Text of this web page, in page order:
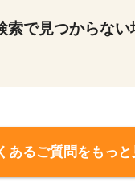
索で見つからない
あるご質問をもっと